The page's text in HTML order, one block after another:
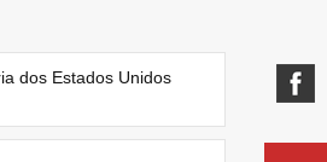
dos Estados Unidos